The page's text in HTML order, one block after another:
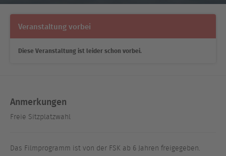
Veranstaltung vorbei
Diese Veranstaltung ist leider schon vorbei.
Anmerkungen
Freie Sitzplatzwahl
Das Filmprogramm ist von der FSK ab 6 Jahren freigegeben.